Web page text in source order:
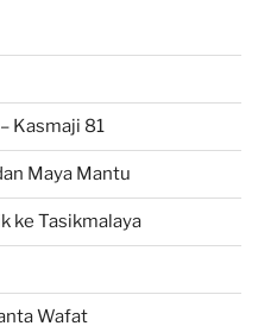
Kasmaji 81
Maya Mantu
ke Tasikmalaya
Wafat